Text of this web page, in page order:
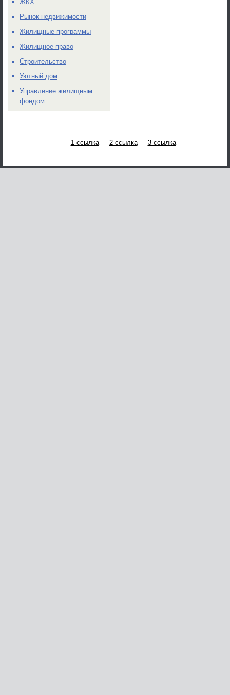
ЖКХ
Рынок недвижимости
Жилищные программы
Жилищное право
Строительство
Уютный дом
Управление жилищным
фондом
1 ссылка 2 ссылка 3 ссылка